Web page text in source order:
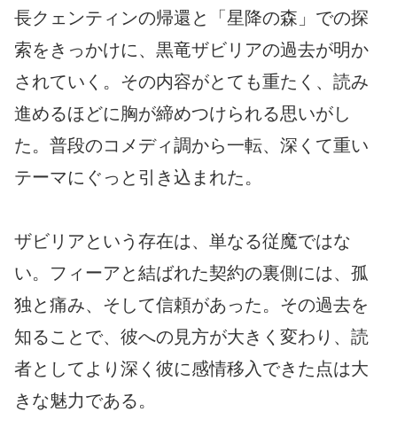
長クェンティンの帰還と「星降の森」での探
索をきっかけに、黒竜ザビリアの過去が明か
されていく。その内容がとても重たく、読み
進めるほどに胸が締めつけられる思いがし
た。普段のコメディ調から一転、深くて重い
テーマにぐっと引き込まれた。
ザビリアという存在は、単なる従魔ではな
い。フィーアと結ばれた契約の裏側には、孤
独と痛み、そして信頼があった。その過去を
知ることで、彼への見方が大きく変わり、読
者としてより深く彼に感情移入できた点は大
きな魅力である。